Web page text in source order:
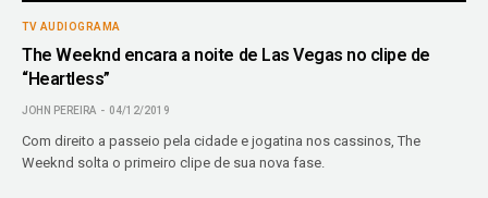
TV AUDIOGRAMA
The Weeknd encara a noite de Las Vegas no clipe de
“Heartless”
JOHN PEREIRA 04/12/2019
Com direito a passeio pela cidade e jogatina nos cassinos, The
Weeknd solta o primeiro clipe de sua nova fase.